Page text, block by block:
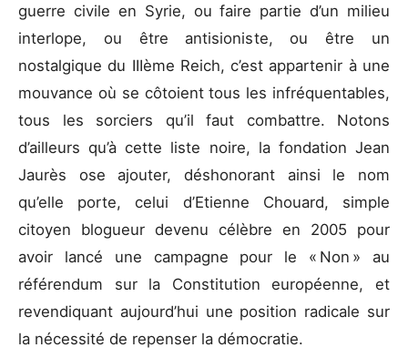
guerre civile en Syrie, ou faire partie d’un milieu
interlope, ou être antisioniste, ou être un
nostalgique du IIIème Reich, c’est appartenir à une
mouvance où se côtoient tous les infréquentables,
tous les sorciers qu’il faut combattre. Notons
d’ailleurs qu’à cette liste noire, la fondation Jean
Jaurès ose ajouter, déshonorant ainsi le nom
qu’elle porte, celui d’Etienne Chouard, simple
citoyen blogueur devenu célèbre en 2005 pour
avoir lancé une campagne pour le « Non » au
référendum sur la Constitution européenne, et
revendiquant aujourd’hui une position radicale sur
la nécessité de repenser la démocratie.